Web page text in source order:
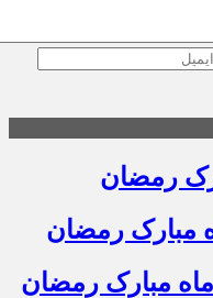
رمضان
مبارک رمضان
مبارک رمضان